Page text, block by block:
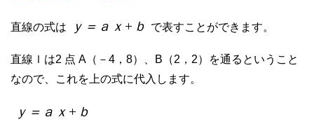
直線の式は ｙ＝ａｘ+ｂ で表すことができます。
直線ｌは2 点 A（－4，8）、B（2，2）を通るということ
なので、これを上の式に代入します。
ｙ＝ａｘ+ｂ